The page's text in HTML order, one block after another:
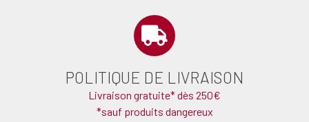
POLITIQUE DE LIVRAISON
Livraison gratuite* dès 250€
*sauf produits dangereux